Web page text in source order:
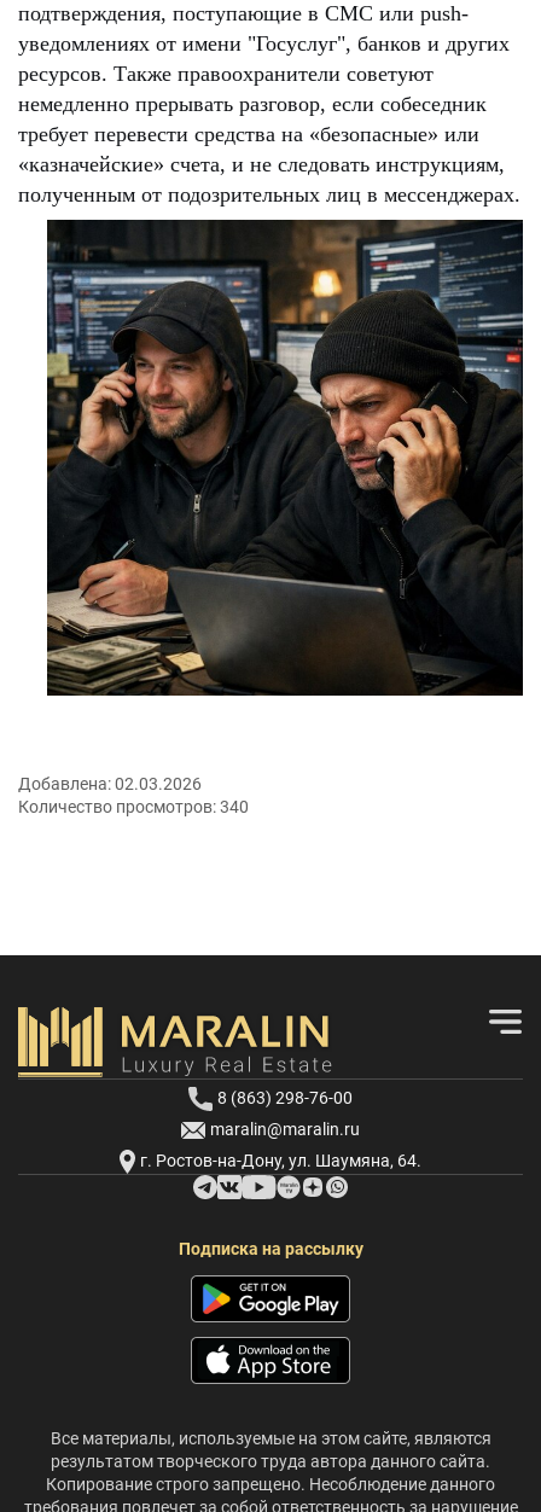
подтверждения, поступающие в СМС или push-
уведомлениях от имени "Госуслуг", банков и других
ресурсов. Также правоохранители советуют
немедленно прерывать разговор, если собеседник
требует перевести средства на «безопасные» или
«казначейские» счета, и не следовать инструкциям,
полученным от подозрительных лиц в мессенджерах.
Добавлена:02.03.2026
Количество просмотров:340
8 (863) 298-76-00
maralin@maralin.ru
г. Ростов-на-Дону, ул. Шаумяна, 64.
Подписка на рассылку
Все материалы, используемые на этом сайте, являются
результатом творческого труда автора данного сайта.
Копирование строго запрещено. Несоблюдение данного
требования повлечет за собой ответственность за нарушение